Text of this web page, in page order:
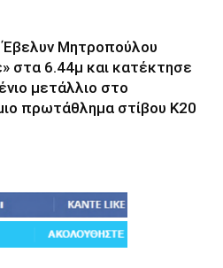
Έβελυν Μητροπούλου
στα 6.44μ και κατέκτησε
μετάλλιο στο
πρωτάθλημα στίβου Κ20